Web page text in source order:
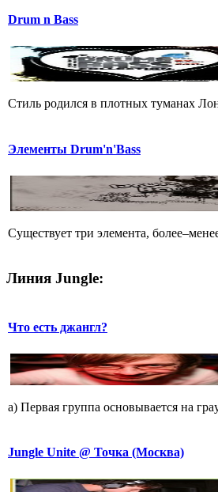
Drum n Bass
Стиль родился в плотных туманах
Элементы Drum'n'Bass
Существует три элемента,
Линия Jungle:
Что есть джангл?
a) Пеpвая гpyппа основывается на
Jungle Unite @ Точка (Москва)